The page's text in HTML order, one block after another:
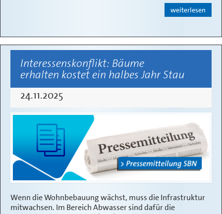
weiterlesen
Interessenskonflikt: Bäume
erhalten kostet ein halbes Jahr Stau
24.11.2025
Wenn die Wohnbebauung wächst, muss die Infrastruktur
mitwachsen. Im Bereich Abwasser sind dafür die